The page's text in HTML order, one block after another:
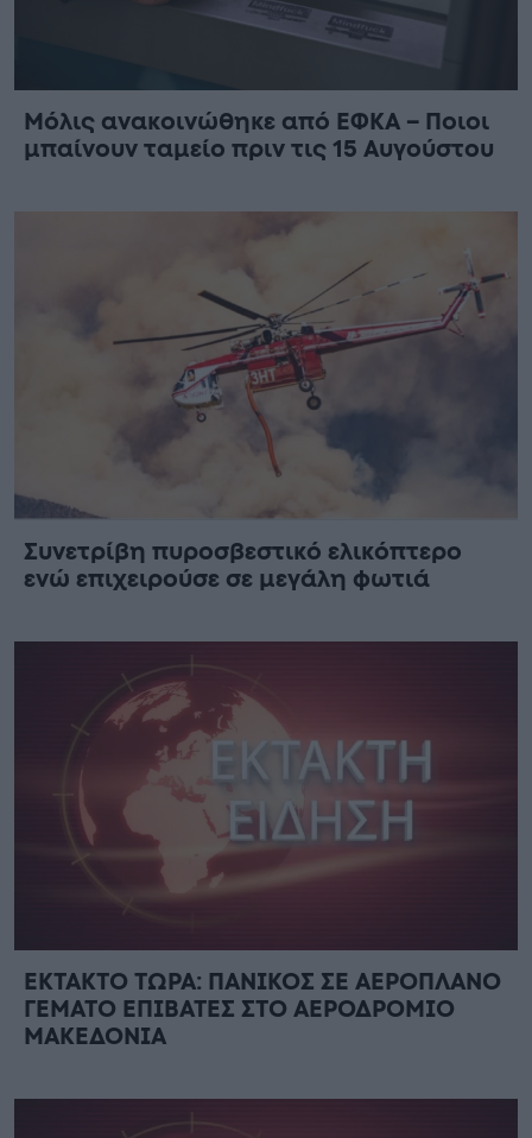
Μόλις ανακοινώθηκε από ΕΦΚΑ – Ποιοι
μπαίνουν ταμείο πριν τις 15 Αυγούστου
Συνετρίβη πυροσβεστικό ελικόπτερο
ενώ επιχειρούσε σε μεγάλη φωτιά
ΕΚΤΑΚΤΟ ΤΩΡΑ: ΠΑΝΙΚΟΣ ΣΕ ΑΕΡΟΠΛΑΝΟ
ΓΕΜΑΤΟ ΕΠΙΒΑΤΕΣ ΣΤΟ ΑΕΡΟΔΡΟΜΙΟ
ΜΑΚΕΔΟΝΙΑ